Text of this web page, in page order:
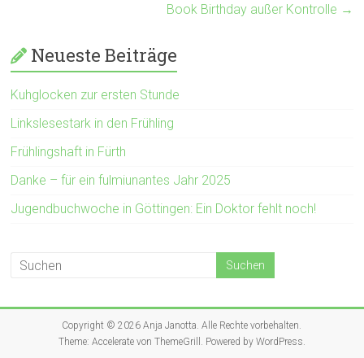
Book Birthday außer Kontrolle →
Neueste Beiträge
Kuhglocken zur ersten Stunde
Linkslesestark in den Frühling
Frühlingshaft in Fürth
Danke – für ein fulmiunantes Jahr 2025
Jugendbuchwoche in Göttingen: Ein Doktor fehlt noch!
Copyright © 2026Anja Janotta. Alle Rechte vorbehalten.
Theme: Acceleratevon ThemeGrill. Powered by WordPress.